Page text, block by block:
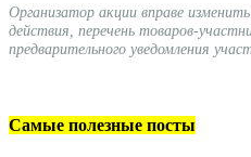
Организатор акции вправе
действия, перечень товаров-
предварительного уведомления
Самые полезные посты